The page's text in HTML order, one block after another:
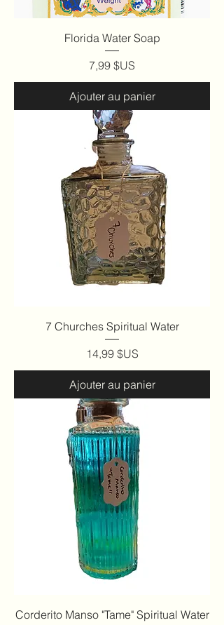
Florida Water Soap
Prix
7,99 $US
Ajouter au panier
7 Churches Spiritual Water
Prix
14,99 $US
Ajouter au panier
Corderito Manso "Tame" Spiritual Water